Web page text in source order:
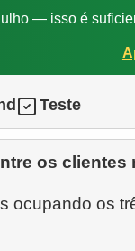
— isso é
Teste
os clientes
ocupando os